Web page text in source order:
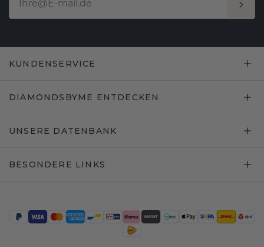
KUNDENSERVICE
DIAMONDSBYME ENTDECKEN
UNSERE DATENBANK
BESONDERE LINKS